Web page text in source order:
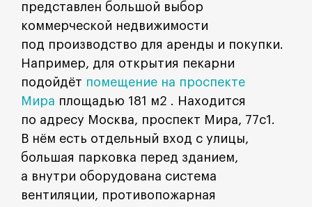
представлен большой выбор
коммерческой недвижимости
под производство для аренды и покупки.
Например, для открытия пекарни
подойдёт помещение на проспекте
Мира площадью 181 м2 . Находится
по адресу Москва, проспект Мира, 77с1.
В нём есть отдельный вход с улицы,
большая парковка перед зданием,
а внутри оборудована система
вентиляции, противопожарная